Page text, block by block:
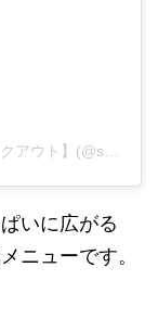
海鮮居酒屋 汐の風【ランチ〜夜・神戸テイクアウト】(@shionokaze)がシェアした投稿
いに広がる
ニューです。